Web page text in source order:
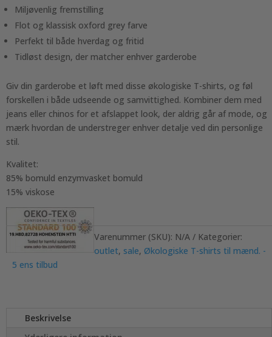
Miljøvenlig fremstilling
Flot og klassisk oxford grey farve
Perfekt til både hverdag og fritid
Tidløst design, der matcher enhver garderobe
Giv din garderobe et løft med disse økologiske T-shirts, og føl
forskellen i både udseende og samvittighed. Kombiner dem med
jeans eller chinos for et afslappet look, der aldrig går af mode, og
mærk hvordan de understreger enhver detalje ved din personlige
stil.
Kvalitet:
85% bomuld enzymvasket bomuld
15% viskose
Varenummer (SKU): N/A
Kategorier:
outlet, sale, Økologiske T-shirts til mænd. -
5 ens tilbud
Beskrivelse